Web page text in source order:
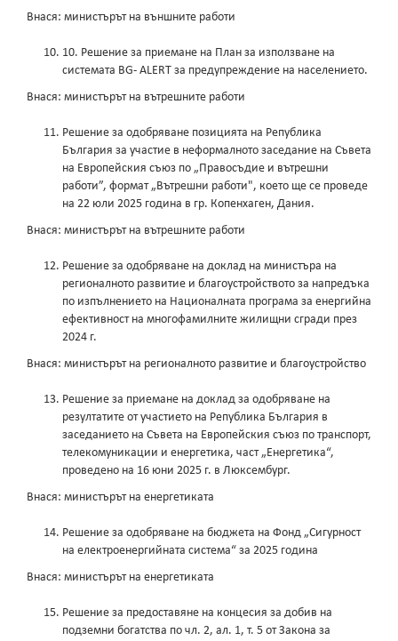
Внася: министърът на външните работи
10. Решение за приемане на План за използване на
системата BG- ALERT за предупреждение на населението.
Внася: министърът на вътрешните работи
Решение за одобряване позицията на Република
България за участие в неформалното заседание на Съвета
на Европейския съюз по „Правосъдие и вътрешни
работи”, формат „Вътрешни работи", което ще се проведе
на 22 юли 2025 година в гр. Копенхаген, Дания.
Внася: министърът на вътрешните работи
Решение за одобряване на доклад на министъра на
регионалното развитие и благоустройството за напредъка
по изпълнението на Националната програма за енергийна
ефективност на многофамилните жилищни сгради през
2024 г.
Внася: министърът на регионалното развитие и благоустройство
Решение за приемане на доклад за одобряване на
резултатите от участието на Република България в
заседанието на Съвета на Европейския съюз по транспорт,
телекомуникации и енергетика, част „Енергетика“,
проведено на 16 юни 2025 г. в Люксембург.
Внася: министърът на енергетиката
Решение за одобряване на бюджета на Фонд „Сигурност
на електроенергийната система“ за 2025 година
Внася: министърът на енергетиката
Решение за предоставяне на концесия за добив на
подземни богатства по чл. 2, ал. 1, т. 5 от Закона за